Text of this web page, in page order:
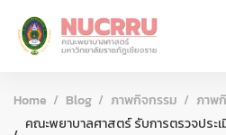
Home Blog ภาพกิจกรรม
ภาพ
คณะพยาบาลศาสตร์ รับการตรวจประ